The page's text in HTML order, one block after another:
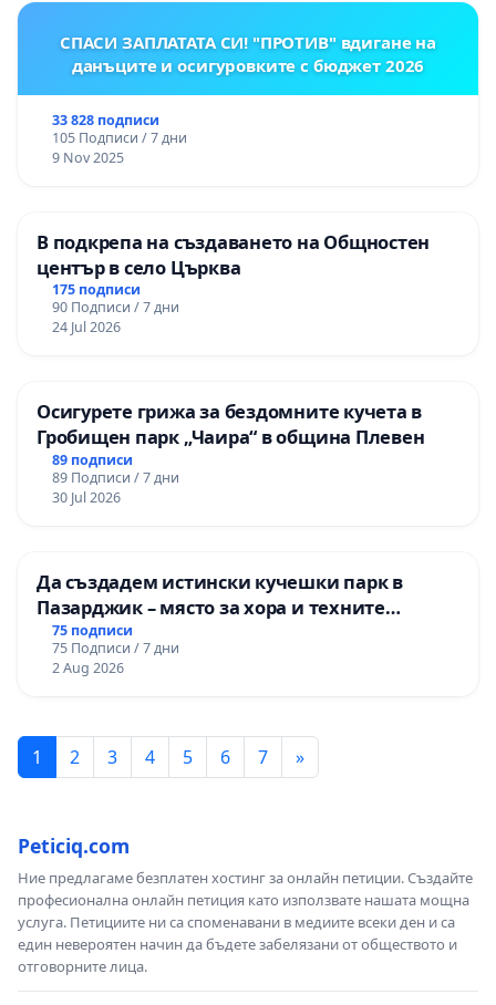
Това би довело „Законът за ограничаване
носенето на облекло, прикриващо или скриващо
лицето“ да не се прилага по време на грипни и
други епидемии, на базата на създалия се
Не на последно място, Заповедта на здравния
министър е издадена като мярка по чл. 63 ал 1 от
Закона за здравето.
Държавните и общинските органи създават
необходимите условия за изпълнение на
мерките по ал. 1, а средствата за
осъществяването им се осигуряват от
общинските бюджети
Това означава, четази заповед не може да
действа пряко върху гражданите, ако за тях
не е осигурена възможност безплатно да
Това предполага да се раздават специални
маски, които отговарят на зададени в
Забележете – от държавния или общинския
бюджет, на лицата засегнати от заповедта, т. е.
на всеки български гражданин, а в частност на
учителите, училищните ръководства и
учениците от 1-ви до 12-ти клас.
СПАСИ ЗАПЛАТАТА СИ! "ПРОТИВ" вдигане на
данъците и осигуровките с бюджет 2026
33 828 подписи
105 Подписи / 7 дни
9 Nov 2025
В подкрепа на създаването на Общностен
център в село Църква
175 подписи
90 Подписи / 7 дни
24 Jul 2026
Осигурете грижа за бездомните кучета в
Гробищен парк „Чаира“ в община Плевен
89 подписи
89 Подписи / 7 дни
30 Jul 2026
Да създадем истински кучешки парк в
Пазарджик – място за хора и техните
любимци
75 подписи
75 Подписи / 7 дни
2 Aug 2026
1 2 3 4 5 6 7 »
Peticiq.com
Ние предлагаме безплатен хостинг за онлайн петиции. Създайте
професионална онлайн петиция като използвате нашата мощна
услуга. Петициите ни са споменавани в медиите всеки ден и са
един невероятен начин да бъдете забелязани от обществото и
отговорните лица.